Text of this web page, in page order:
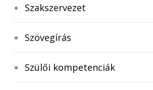
Szakszervezet
Szövegírás
Szülői kompetenciák